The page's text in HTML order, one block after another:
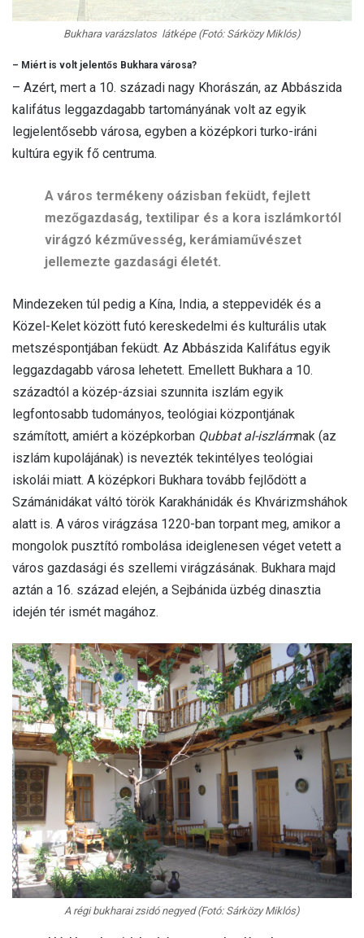
Bukhara varázslatos látképe (Fotó: Sárközy Miklós)
– Miért is volt jelentős Bukhara városa?
– Azért, mert a 10. századi nagy Khorászán, az Abbászida
kalifátus leggazdagabb tartományának volt az egyik
legjelentősebb városa, egyben a középkori turko-iráni
kultúra egyik fő centruma.
A város termékeny oázisban feküdt, fejlett
mezőgazdaság, textilipar és a kora iszlámkortól
virágzó kézművesség, kerámiaművészet
jellemezte gazdasági életét.
Mindezeken túl pedig a Kína, India, a steppevidék és a
Közel-Kelet között futó kereskedelmi és kulturális utak
metszéspontjában feküdt. Az Abbászida Kalifátus egyik
leggazdagabb városa lehetett. Emellett Bukhara a 10.
századtól a közép-ázsiai szunnita iszlám egyik
legfontosabb tudományos, teológiai központjának
számított, amiért a középkorban Qubbat al-iszlámnak (az
iszlám kupolájának) is nevezték tekintélyes teológiai
iskolái miatt. A középkori Bukhara tovább fejlődött a
Számánidákat váltó török Karakhánidák és Khvárizmsháhok
alatt is. A város virágzása 1220-ban torpant meg, amikor a
mongolok pusztító rombolása ideiglenesen véget vetett a
város gazdasági és szellemi virágzásának. Bukhara majd
aztán a 16. század elején, a Sejbánida üzbég dinasztia
idején tér ismét magához.
A régi bukharai zsidó negyed (Fotó: Sárközy Miklós)